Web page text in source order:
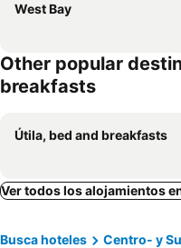
West Bay
Other popular
breakfasts
Útila, bed and breakfasts
Ver todos los alojamientos
Busca hoteles Centro- y